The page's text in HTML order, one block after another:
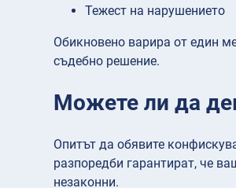
Тежест на нарушението
Обикновено варира от един
съдебно решение.
Можете ли да
Опитът да обявите
разпоредби гарантират, че
незаконни.